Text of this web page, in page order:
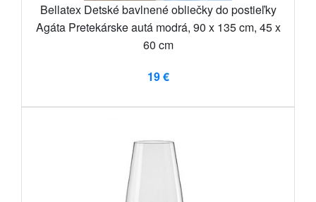
Bellatex Detské bavlnené obliečky do postieľky
Agáta Pretekárske autá modrá, 90 x 135 cm, 45 x
60 cm
19 €